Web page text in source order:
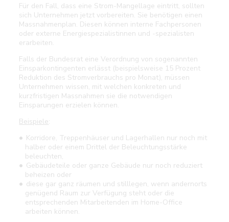
Für den Fall, dass eine Strom-Mangellage eintritt, sollten
sich Unternehmen jetzt vorbereiten. Sie benötigen einen
Massnahmenplan. Diesen können interne Fachpersonen
oder externe Energiespezialistinnen und -spezialisten
erarbeiten.
Falls der Bundesrat eine Verordnung von sogenannten
Einsparkontingenten erlässt (beispielsweise 15 Prozent
Reduktion des Stromverbrauchs pro Monat), müssen
Unternehmen wissen, mit welchen konkreten und
kurzfristigen Massnahmen sie die notwendigen
Einsparungen erzielen können.
Beispiele:
Korridore, Treppenhäuser und Lagerhallen nur noch mit
halber oder einem Drittel der Beleuchtungsstärke
beleuchten,
Gebäudeteile oder ganze Gebäude nur noch reduziert
beheizen oder
diese gar ganz räumen und stilllegen, wenn andernorts
genügend Raum zur Verfügung steht oder die
entsprechenden Mitarbeitenden im Home-Office
arbeiten können.